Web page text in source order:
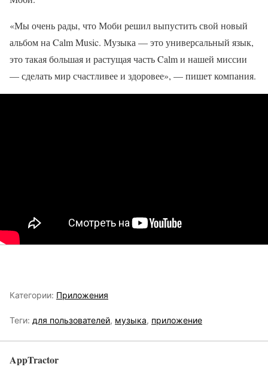
«Мы очень рады, что Моби решил выпустить свой новый
альбом на Calm Music. Музыка — это универсальный язык,
это такая большая и растущая часть Calm и нашей миссии
— сделать мир счастливее и здоровее», — пишет компания.
Категории: Приложения
Теги: для пользователей, музыка, приложение
AppTractor